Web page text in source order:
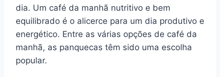
dia. Um café da manhã nutritivo e bem
equilibrado é o alicerce para um dia produtivo e
energético. Entre as várias opções de café da
manhã, as panquecas têm sido uma escolha
popular.